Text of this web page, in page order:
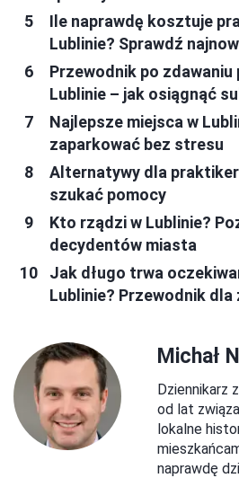
Ile naprawdę kosztuje
Lublinie? Sprawdź
Przewodnik po zdawaniu
Lublinie – jak osiągnąć
Najlepsze miejsca w
zaparkować bez stresu
Alternatywy dla
szukać pomocy
Kto rządzi w Lublinie?
decydentów miasta
Jak długo trwa
Lublinie? Przewodnik
Michał
Dziennikarz
od lat
lokalne
naprawdę